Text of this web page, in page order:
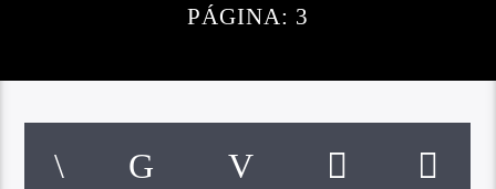
PÁGINA: 3